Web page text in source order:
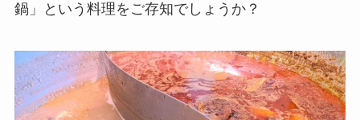
鍋」という料理をご存知でしょうか？